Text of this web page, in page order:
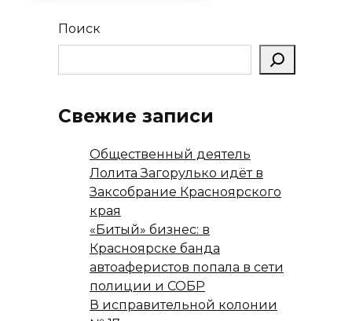
Поиск
Свежие записи
Общественный деятель
Лолита Загорулько идёт в
Заксобрание Красноярского
края
«Битый» бизнес: в
Красноярске банда
автоаферистов попала в сети
полиции и СОБР
В исправительной колонии